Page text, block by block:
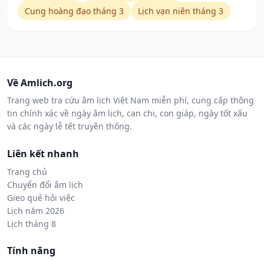
Cung hoàng đạo tháng 3
Lịch vạn niên tháng 3
Về Amlich.org
Trang web tra cứu âm lịch Việt Nam miễn phí, cung cấp thông
tin chính xác về ngày âm lịch, can chi, con giáp, ngày tốt xấu
và các ngày lễ tết truyền thống.
Liên kết nhanh
Trang chủ
Chuyển đổi âm lịch
Gieo quẻ hỏi việc
Lịch năm 2026
Lịch tháng 8
Tính năng